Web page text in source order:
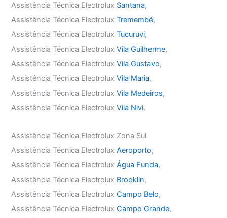
Assistência Técnica Electrolux Santana,
Assistência Técnica ElectroluxTremembé,
Assistência Técnica ElectroluxTucuruvi,
Assistência Técnica ElectroluxVila Guilherme,
Assistência Técnica ElectroluxVila Gustavo,
Assistência Técnica ElectroluxVila Maria,
Assistência Técnica ElectroluxVila Medeiros,
Assistência Técnica ElectroluxVila Nivi.
Assistência Técnica Electrolux Zona Sul
Assistência Técnica ElectroluxAeroporto,
Assistência Técnica ElectroluxÁgua Funda,
Assistência Técnica Electrolux Brooklin,
Assistência Técnica ElectroluxCampo Belo,
Assistência Técnica ElectroluxCampo Grande,